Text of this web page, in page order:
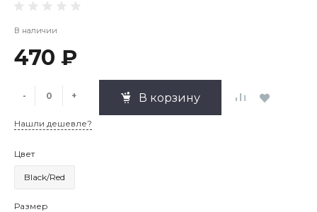
В наличии
470 ₽
- + В корзину
Нашли дешевле?
Цвет
Black/Red
Размер